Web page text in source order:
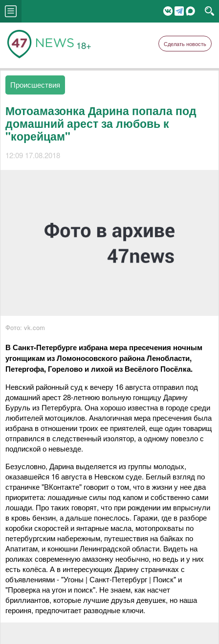
18+ Сделать новость
Происшествия
Мотоамазонка Дарина попала под
домашний арест за любовь к
"корейцам"
12:09 17.08.2018
Фото: vk.com
В Санкт-Петербурге избрана мера пресечения ночным
угонщикам из Ломоносовского района Ленобласти,
Петергофа, Горелово и лихой из Весёлого Посёлка.
Невский районный суд к вечеру 16 августа отправил под
домашний арест 28-летнюю вольную гонщицу Дарину
Буруль из Петербурга. Она хорошо известна в городе среди
любителей мотоциклов. Аналогичная мера пресечения была
избрана в отношении троих ее приятелей, еще один товарищ
отправился в следственный изолятор, а одному повезло с
подпиской о невыезде.
Безусловно, Дарина выделяется из группы молодых,
оказавшейся 16 августа в Невском суде. Беглый взгляд по
страничке "ВКонтакте" говорит о том, что в жизни у нее два
приоритета: лошадиные силы под капом и собственно сами
лошади. Про таких говорят, что при рождении им впрыснули
в кровь бензин, а дальше понеслось. Гаражи, где в разборе
коробки скоростей и янтарные масла, мотопрохваты по
петербургским набережным, путешествия на байках по
Апатитам, и конюшни Ленинградской области. Видеть на
роликах современную амазонку необычно, но ведь и у них
есть колёса. А в интересующих Дарину страничках с
объявлениями - "Угоны | Санкт-Петербург | Поиск" и
"Проверка на угон и поиск". Не знаем, как насчет
бриллиантов, которые лучшие друзья девушек, но наша
героиня, предпочитает разводные ключи.